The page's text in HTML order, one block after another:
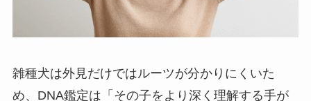
雑種犬は外見だけではルーツが分かりにくいた
め、DNA鑑定は「その子をより深く理解する手が